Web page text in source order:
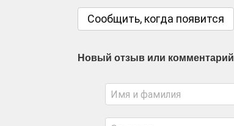
Сообщить, когда появится
Новый отзыв или комментарий